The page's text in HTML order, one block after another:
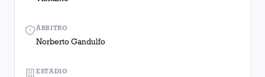
ÁRBITRO
Norberto Gandulfo
ESTADIO